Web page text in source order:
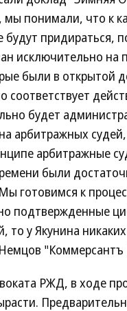
мы понимали, что к
придираться,
исключительно на
были в открытой
соответствует
будет
арбитражных
арбитражные
были
готовимся к
подтвержденные
то у Якунина
"Коммерсантъ
РЖД, в ходе